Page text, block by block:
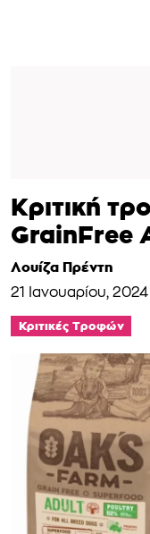
Κριτική
GrainFree
Λουίζα Πρέντη
21 Ιανουαρίου, 2024
Κριτικές Τροφών